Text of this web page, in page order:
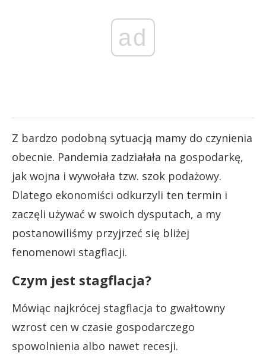
ad
Z bardzo podobną sytuacją mamy do czynienia
obecnie. Pandemia zadziałała na gospodarkę,
jak wojna i wywołała tzw. szok podażowy.
Dlatego ekonomiści odkurzyli ten termin i
zaczęli używać w swoich dysputach, a my
postanowiliśmy przyjrzeć się bliżej
fenomenowi stagflacji.
Czym jest stagflacja?
Mówiąc najkrócej stagflacja to gwałtowny
wzrost cen w czasie gospodarczego
spowolnienia albo nawet recesji.